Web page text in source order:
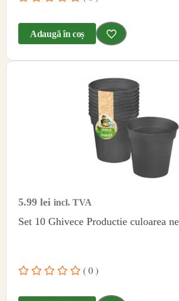
Adaugă în coș
5.99 lei incl. TVA
Set 10 Ghivece Productie culoarea
( 0 )